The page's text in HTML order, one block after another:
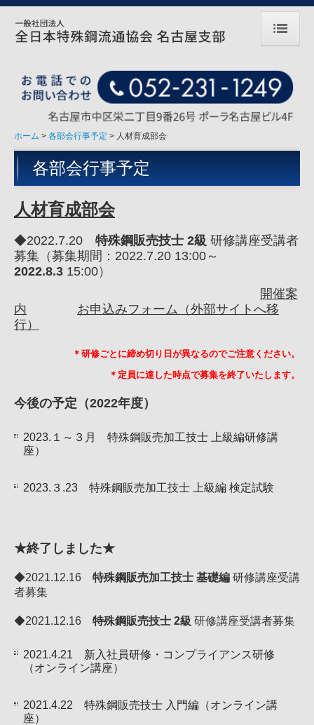
組織
年間行事
各部会行事予定
人材育成部会
経営効率化部会
内外交流部会
支部ニュース
ホーム 各部会行事予定 人材育成部会
各部会行事予定
人材育成部会
◆2022.7.20 特殊鋼販売技士 2級 研修講座受講者
募集（募集期間：2022.7.20 13:00～
2022.8.3 15:00）
開催案
内
お申込みフォーム（外部サイトへ移
行）
＊研修ごとに締め切り日が異なるのでご注意ください。
＊定員に達した時点で募集を終了いたします。
今後の予定（2022年度）
2023.１～３月 特殊鋼販売加工技士 上級編研修講
座）
2023.３.23 特殊鋼販売加工技士 上級編 検定試験
★終了しました★
◆2021.12.16 特殊鋼販売加工技士 基礎編 研修講座受講
者募集
◆2021.12.16 特殊鋼販売技士 2級 研修講座受講者募集
2021.4.21 新入社員研修・コンプライアンス研修
（オンライン講座）
2021.4.22 特殊鋼販売技士 入門編（オンライン講
座）